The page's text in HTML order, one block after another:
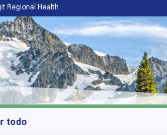
Regional Health
todo